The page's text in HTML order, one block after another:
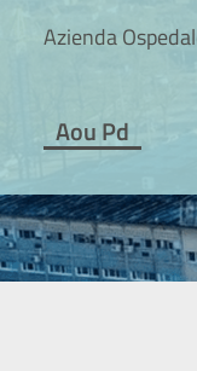
Azienda
Aou Pd